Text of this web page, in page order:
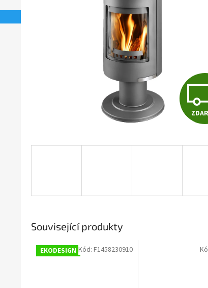
Související produkty
EKODESIGN Kód: F1458230910